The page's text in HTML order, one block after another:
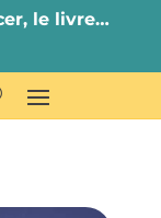
le livre…